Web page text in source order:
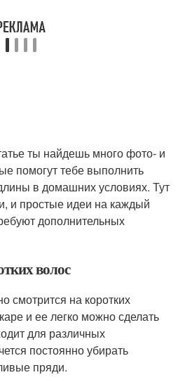
ты найдешь много фото- и
помогут тебе выполнить
в домашних условиях. Тут
и простые идеи на каждый
дополнительных
волос
смотрится на коротких
и ее легко можно сделать
для различных
постоянно убирать
пряди.